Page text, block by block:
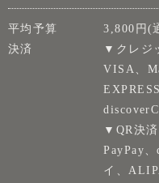
平均予算
3,800円(
決済
▼クレジ
VISA、
▼QR決済
PayPay
イ、